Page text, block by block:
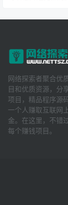
网络探索者聚合优
目和优质资源，分
项目，精品程序源
一个人赚取互联网
金。在这里，不错
每个赚钱项目。